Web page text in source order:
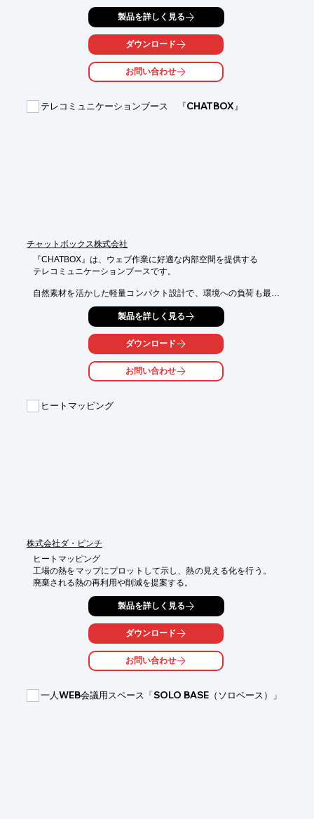
机、椅子を置いても充分なスペースを確保でき、コストを最小限
抑えた機能性重視の製品です。
■プラダン製で軽く簡単に組み立て、折り畳み収納できる
■遮断することにより、周りの気配が気にならない
■コストを最小限に抑えた機能性重視の製品
製品を詳しく見る
ダウンロード
お問い合わせ
テレコミュニケーションブース 『CHATBOX』
チャットボックス株式会社
『CHATBOX』は、ウェブ作業に好適な内部空間を提供する
テレコミュニケーションブースです。
自然素材を活かした軽量コンパクト設計で、環境への負荷も最小
様々な場所に馴染み、スペースを選ぶことなく設置できます。
光触媒と銀イオンによる安全性の高い光のシャワーで、
一分以内に室内の空気を全ていれかえる高性能換気ファン抗菌仕
本体パネルの使用等により、常にクリーンな室内環境を維持しま
【特長】
製品を詳しく見る
ダウンロード
お問い合わせ
ヒートマッピング
株式会社ダ・ビンチ
ヒートマッピング
工場の熱をマップにプロットして示し、熱の見える化を行う。
廃棄される熱の再利用や削減を提案する。
製品を詳しく見る
ダウンロード
お問い合わせ
一人WEB会議用スペース「SOLO BASE（ソロベース）」